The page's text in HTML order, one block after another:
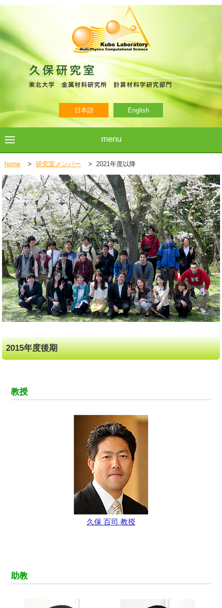
日本語 English
menu
home > 研究室メンバー > 2021年度以降
2015年度後期
教授
久保 百司 教授
助教